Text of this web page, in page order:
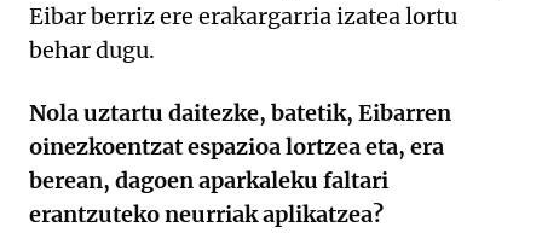
Eibar berriz ere erakargarria izatea lortu
behar dugu.
Nola uztartu daitezke, batetik, Eibarren
oinezkoentzat espazioa lortzea eta, era
berean, dagoen aparkaleku faltari
erantzuteko neurriak aplikatzea?